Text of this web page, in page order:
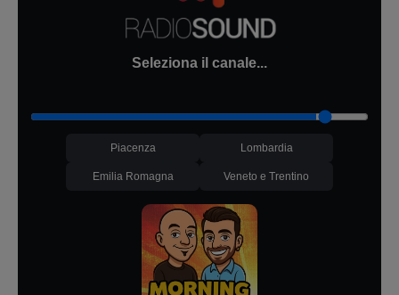
Seleziona il canale...
Piacenza Lombardia
Emilia Romagna Veneto e Trentino